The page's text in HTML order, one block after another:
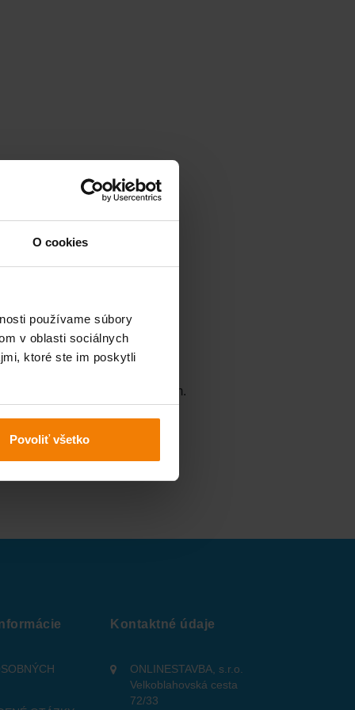
O cookies
používame súbory
v oblasti sociálnych
ktoré ste im poskytli
Povoliť všetko
cenu a súhlas s nákupom.
Kontaktné údaje
ONLINESTAVBA, s.r.o.
Velkoblahovská cesta
72/33